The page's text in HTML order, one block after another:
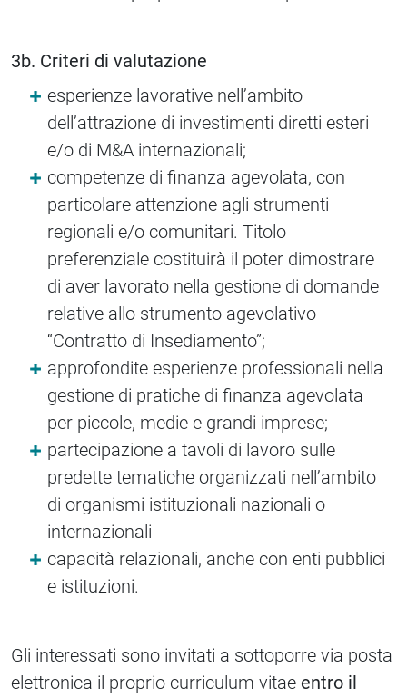
3b. Criteri di valutazione
esperienze lavorative nell’ambito
dell’attrazione di investimenti diretti esteri
e/o di M&A internazionali;
competenze di finanza agevolata, con
particolare attenzione agli strumenti
regionali e/o comunitari. Titolo
preferenziale costituirà il poter dimostrare
di aver lavorato nella gestione di domande
relative allo strumento agevolativo
“Contratto di Insediamento”;
approfondite esperienze professionali nella
gestione di pratiche di finanza agevolata
per piccole, medie e grandi imprese;
partecipazione a tavoli di lavoro sulle
predette tematiche organizzati nell’ambito
di organismi istituzionali nazionali o
internazionali
capacità relazionali, anche con enti pubblici
e istituzioni.
Gli interessati sono invitati a sottoporre via posta
elettronica il proprio curriculum vitae entro il